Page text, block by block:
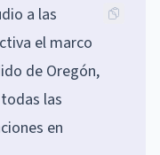
a las
el marco
de Oregón,
las
en